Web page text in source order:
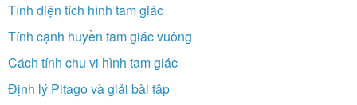
Tính diện tích hình tam giác
Tính cạnh huyền tam giác vuông
Cách tính chu vi hình tam giác
Định lý Pitago và giải bài tập